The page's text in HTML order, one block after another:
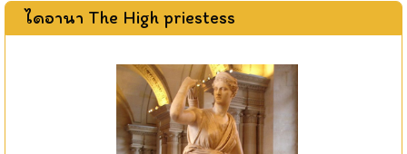
ไดอานา The High priestess